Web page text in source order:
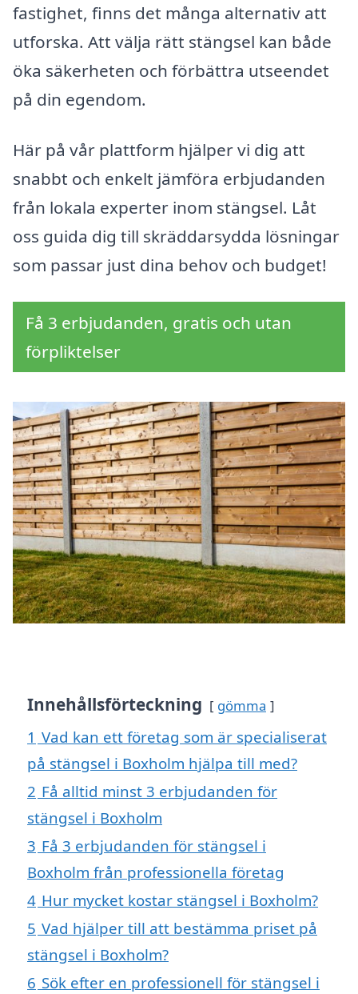
fastighet, finns det många alternativ att
utforska. Att välja rätt stängsel kan både
öka säkerheten och förbättra utseendet
på din egendom.
Här på vår plattform hjälper vi dig att
snabbt och enkelt jämföra erbjudanden
från lokala experter inom stängsel. Låt
oss guida dig till skräddarsydda lösningar
som passar just dina behov och budget!
Få 3 erbjudanden, gratis och utan
förpliktelser
Innehållsförteckning gömma
1 Vad kan ett företag som är specialiserat
på stängsel i Boxholm hjälpa till med?
2 Få alltid minst 3 erbjudanden för
stängsel i Boxholm
3 Få 3 erbjudanden för stängsel i
Boxholm från professionella företag
4 Hur mycket kostar stängsel i Boxholm?
5 Vad hjälper till att bestämma priset på
stängsel i Boxholm?
6 Sök efter en professionell för stängsel i